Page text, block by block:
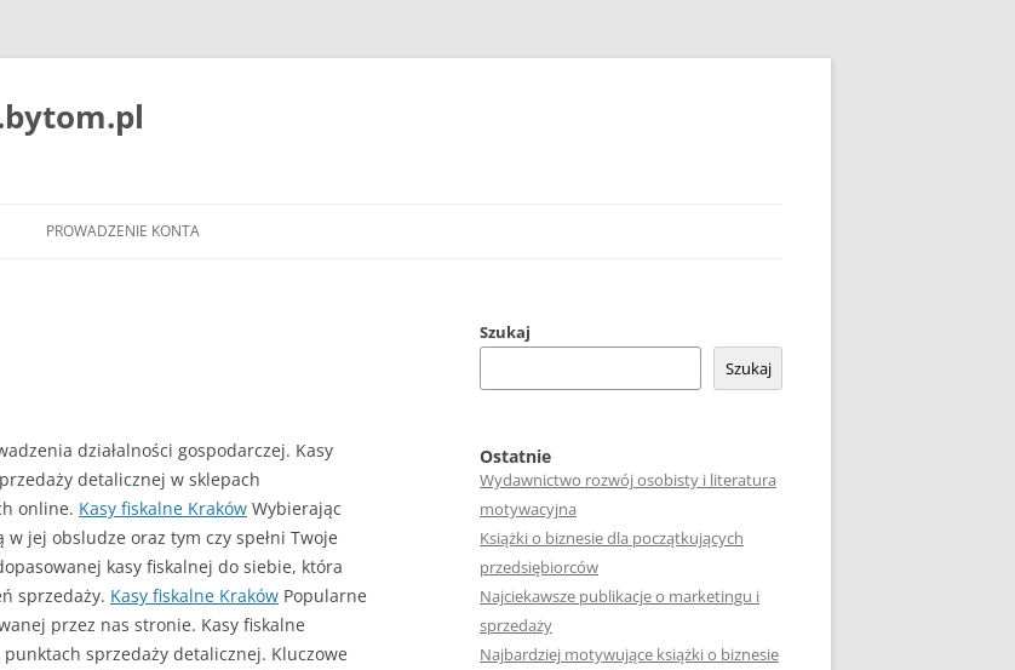
PROWADZENIE KONTA
działalności gospodarczej. Kasy
detalicznej w sklepach
online. Kasy fiskalne Kraków Wybierając
jej obsludze oraz tym czy spełni Twoje
kasy fiskalnej do siebie, która
sprzedaży. Kasy fiskalne Kraków Popularne
przez nas stronie. Kasy fiskalne
sprzedaży detalicznej. Kluczowe
Szukaj
Szukaj
Ostatnie
Wydawnictwo rozwój osobisty i literatura
motywacyjna
Książki o biznesie dla początkujących
przedsiębiorców
Najciekawsze publikacje o marketingu i
sprzedaży
Najbardziej motywujące książki o biznesie